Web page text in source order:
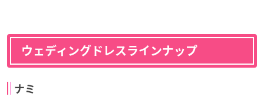
ウェディングドレスラインナップ
ナミ